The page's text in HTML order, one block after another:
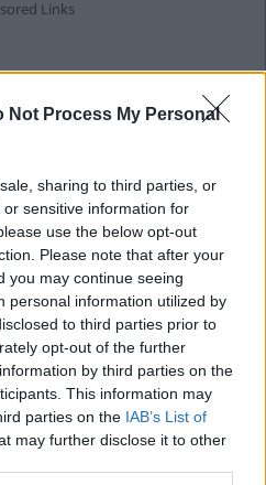
Not Process My Personal
sharing to third parties, or
sensitive information for
use the below opt-out
Please note that after your
you may continue seeing
personal information utilized by
to third parties prior to
opt-out of the further
by third parties on the
This information may
parties on the IAB’s List of
may further disclose it to other